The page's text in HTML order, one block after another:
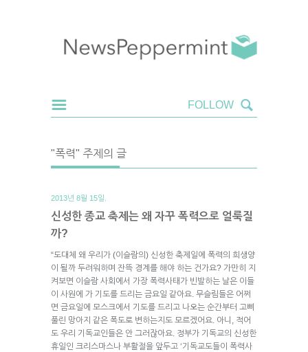
"폭력" 주제의 글
2013년 8월 15일.
신성한 종교 축제는 왜 자꾸 폭력으로 얼룩질
까?
“도대체 왜 우리가 (이슬람의) 신성한 축제일에 폭력의 희생양
이 될까 두려워하며 잔뜩 경계를 해야 하는 건가요? 가만히 지
켜보면 이슬람 사회에서 가장 폭력사태가 빈발하는 날은 이들
이 사원에 가 기도를 드리는 금요일 같아요. 무슬림들은 어쩌
면 금요일에 모스크에서 기도를 드리고 나오는 순간부터 고삐
풀린 망아지 같은 폭도로 변하는지도 모르겠어요. 아니, 적어
도 우리 기독교인들은 안 그러잖아요. 정부가 기독교의 신성한
휴일인 크리스마스나 부활절을 앞두고 ‘기독교도들이 폭력사